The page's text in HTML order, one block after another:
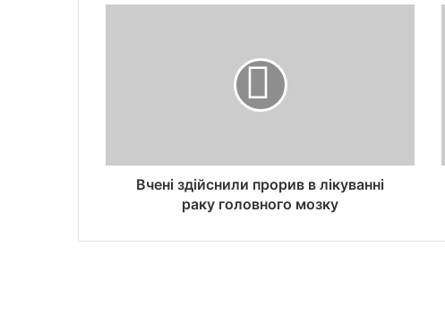
Вчені здійснили прорив в лікуванні
раку головного мозку